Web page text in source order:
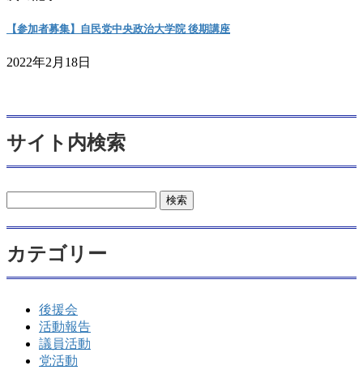
【参加者募集】自民党中央政治大学院 後期講座
2022年2月18日
サイト内検索
カテゴリー
後援会
活動報告
議員活動
党活動